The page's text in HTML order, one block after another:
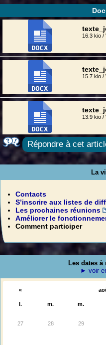
16.3 kio /
15.7 kio /
13.9 kio /
Répondre à cet
La
Contacts
S’inscrire aux listes de
Les prochaines réunions
Améliorer le
Comment participer
Les dates à
► voir
«
l. m. m.
27 28 29